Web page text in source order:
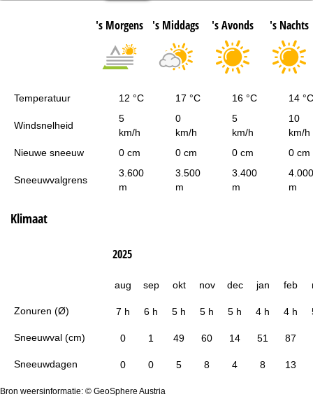
's Morgens 's Middags 's Avonds 's Nachts
Temperatuur 12 °C 17 °C 16 °C 14 °C
Windsnelheid
5
km/h
0
km/h
5
km/h
10
km/h
Nieuwe sneeuw
0 cm 0 cm 0 cm 0 cm
Sneeuwvalgrens
3.600
m
3.500
m
3.400
m
4.000
m
Klimaat
Zonuren (Ø)
Sneeuwval (cm)
Sneeuwdagen
2025
aug sep okt nov dec jan feb
7 h 6 h 5 h 5 h 5 h 4 h 4 h
0 1 49 60 14 51 87
0 0 5 8 4 8 13
Bron weersinformatie: © GeoSphere Austria